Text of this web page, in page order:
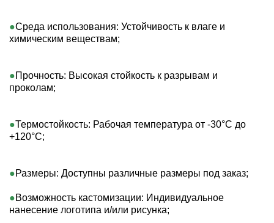
Среда использования: Устойчивость к влаге и
химическим веществам;
Прочность: Высокая стойкость к разрывам и
проколам;
Термостойкость: Рабочая температура от -30°C до
+120°C;
Размеры: Доступны различные размеры под заказ;
Возможность кастомизации: Индивидуальное
нанесение логотипа и/или рисунка;